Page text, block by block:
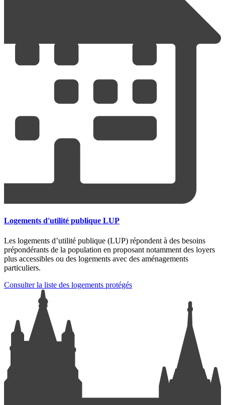
Logements d'utilité publique LUP
Les logements d’utilité publique (LUP) répondent à des besoins
prépondérants de la population en proposant notamment des loyers
plus accessibles ou des logements avec des aménagements
particuliers.
Consulter la liste des logements protégés